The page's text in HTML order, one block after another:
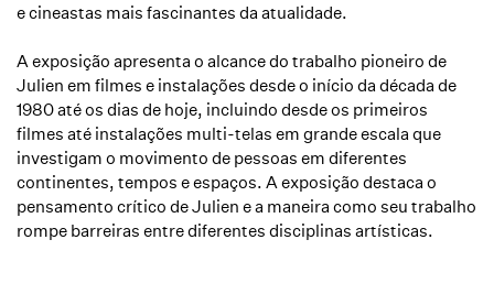
e cineastas mais fascinantes da atualidade. ⁠
A exposição apresenta o alcance do trabalho pioneiro de
Julien em filmes e instalações desde o início da década de
1980 até os dias de hoje, incluindo desde os primeiros
filmes até instalações multi-telas em grande escala que
investigam o movimento de pessoas em diferentes
continentes, tempos e espaços. A exposição destaca o
pensamento crítico de Julien e a maneira como seu trabalho
rompe barreiras entre diferentes disciplinas artísticas.